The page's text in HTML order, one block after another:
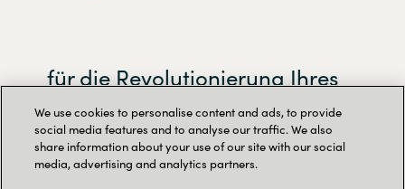
für die Revolutionierung Ihres
Unternehmens durch KI-
Innovationen
We use cookies to personalise content and ads, to provide
social media features and to analyse our traffic. We also
share information about your use of our site with our social
media, advertising and analytics partners.